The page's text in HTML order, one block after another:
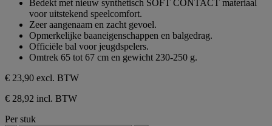
sterren.
Bedekt met nieuw synthetisch SOFT CONTACT materiaal
voor uitstekend speelcomfort.
Zeer aangenaam en zacht gevoel.
Opmerkelijke baaneigenschappen en balgedrag.
Officiële bal voor jeugdspelers.
Omtrek 65 tot 67 cm en gewicht 230-250 g.
€ 23,90 excl. BTW
€ 28,92 incl. BTW
Per stuk